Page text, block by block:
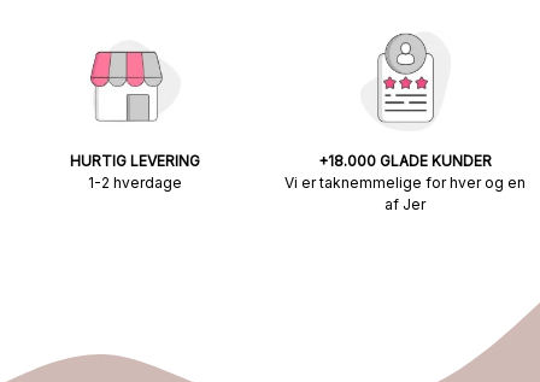
HURTIG LEVERING
1-2 hverdage
+18.000 GLADE KUNDER
Vi er taknemmelige for hver og en
af Jer